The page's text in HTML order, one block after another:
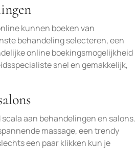
kunnen boeken van
behandeling selecteren, een
online boekingsmogelijkheid
snel en gemakkelijk,
aan behandelingen en salons.
massage, een trendy
een paar klikken kun je